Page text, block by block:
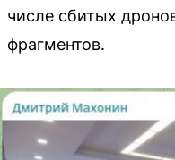
числе сбитых
фрагментов.